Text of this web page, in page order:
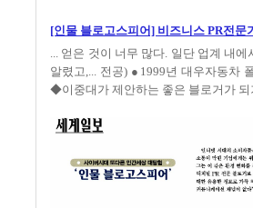
[인물 블로고스피어] 비즈니스 PR전문
... 얻은 것이 너무 많다. 일단 업계 내에
알렸고,... 전공) ●1999년 대우자동차
◆이중대가 제안하는 좋은 블로거가 되